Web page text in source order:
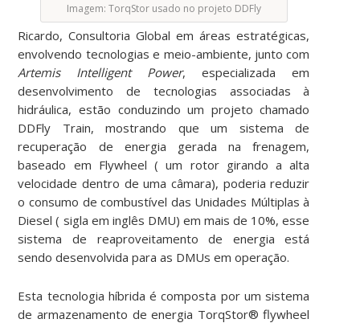
Imagem: TorqStor usado no projeto DDFly
Ricardo, Consultoria Global em áreas estratégicas,
envolvendo tecnologias e meio-ambiente, junto com
Artemis Intelligent Power, especializada em
desenvolvimento de tecnologias associadas à
hidráulica, estão conduzindo um projeto chamado
DDFly Train, mostrando que um sistema de
recuperação de energia gerada na frenagem,
baseado em Flywheel ( um rotor girando a alta
velocidade dentro de uma câmara), poderia reduzir
o consumo de combustível das Unidades Múltiplas à
Diesel ( sigla em inglês DMU) em mais de 10%, esse
sistema de reaproveitamento de energia está
sendo desenvolvida para as DMUs em operação.
Esta tecnologia híbrida é composta por um sistema
de armazenamento de energia TorqStor® flywheel